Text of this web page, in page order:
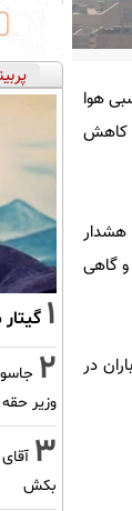
هوا
کاهش
هشدار
و گاهی
در
1
2
وزیر حقه
3
بکش